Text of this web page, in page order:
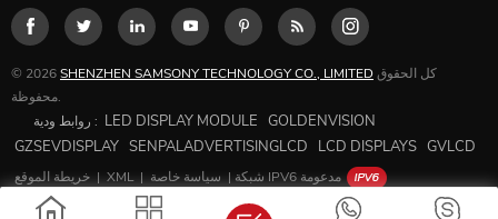
© 2026SHENZHEN SAMSONY TECHNOLOGY CO., LIMITED
محفوظة.
روابط ودية : LED DISPLAY MODULE GOLDENVISION
GZSEVDISPLAY SENPALADVERTISINGLCD LCD DISPLAYS GVLCD
خريطة الموقع | XML | سياسة خاصة | شبكة IPV6 مدعومة